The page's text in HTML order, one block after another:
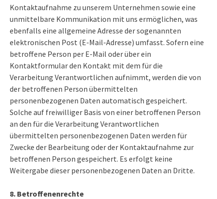
Kontaktaufnahme zu unserem Unternehmen sowie eine
unmittelbare Kommunikation mit uns ermöglichen, was
ebenfalls eine allgemeine Adresse der sogenannten
elektronischen Post (E-Mail-Adresse) umfasst. Sofern eine
betroffene Person per E-Mail oder über ein
Kontaktformular den Kontakt mit dem für die
Verarbeitung Verantwortlichen aufnimmt, werden die von
der betroffenen Person übermittelten
personenbezogenen Daten automatisch gespeichert.
Solche auf freiwilliger Basis von einer betroffenen Person
an den für die Verarbeitung Verantwortlichen
übermittelten personenbezogenen Daten werden für
Zwecke der Bearbeitung oder der Kontaktaufnahme zur
betroffenen Person gespeichert. Es erfolgt keine
Weitergabe dieser personenbezogenen Daten an Dritte.
8. Betroffenenrechte